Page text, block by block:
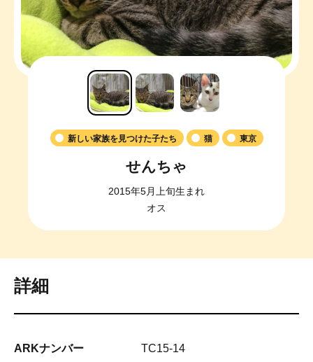
新しい家族を見つけた子たち 猫 東京
せんちゃ
2015年5月上旬生まれ
オス
詳細
ARKナンバー TC15-14